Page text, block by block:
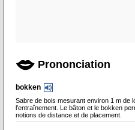
Prononciation
bokken
Sabre de bois mesurant environ 1 m de
l’entraînement. Le bâton et le bokken
notions de distance et de placement.